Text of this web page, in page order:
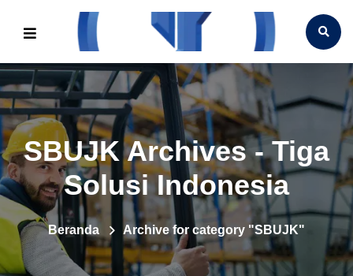
SBUJK Archives - Tiga
Solusi Indonesia
Beranda Archive for category "SBUJK"